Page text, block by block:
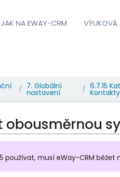
JAK NA EWAY-CRM VÝUKOVÁ
/ 7. Globální
nastavení / 6.7.15
Kontakty
musí eWay-CRM